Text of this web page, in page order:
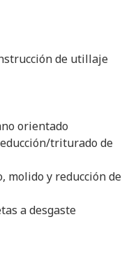
de utillaje
orientado
triturado de
molido y reducción de
a desgaste